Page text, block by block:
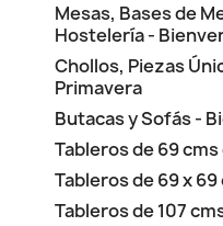
Mesas, Bases de
Hostelería -
Chollos, Piezas
Primavera
Butacas y Sofás -
Tableros de 69
Tableros de 69 x 69
Tableros de 107